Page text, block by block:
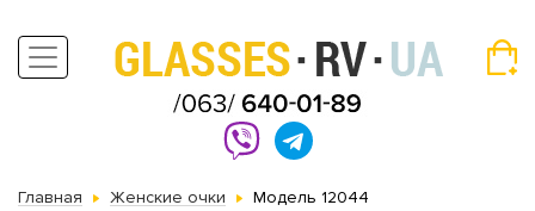
Главная Женские очки Модель 12044